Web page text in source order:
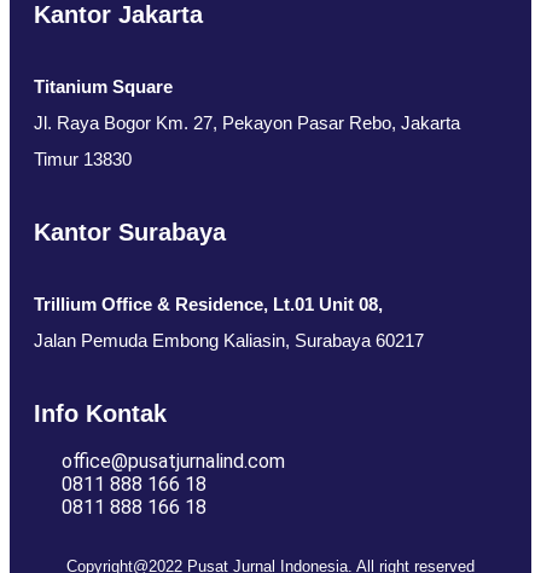
Kantor Jakarta
Titanium Square
Jl. Raya Bogor Km. 27, Pekayon Pasar Rebo, Jakarta
Timur 13830
Kantor Surabaya
Trillium Office & Residence, Lt.01 Unit 08,
Jalan Pemuda Embong Kaliasin, Surabaya 60217
Info Kontak
office@pusatjurnalind.com
0811 888 166 18
0811 888 166 18
Copyright@2022 Pusat Jurnal Indonesia. All right reserved